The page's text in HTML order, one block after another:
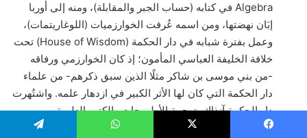
Algebra في كتابه (حساب الجبر والمقابلة)، ومنه إلى أوربا
إبَان نهضتها، ومن اسمه عُرفت الخوارزميات (اللوغاريتمات)،
وعمل بفترة شبابه في دار الحكمة (House of Wisdom) تحت
خلافة الخليفة العباسي المأمون؛ إذ كان الخوارزمي ورفاقه
-من بني موسى بن شاكر مثلًا الذين سبق ذكرهم- من علماء
دار الحكمة التي كان لها الأثر الكبير في ازدهار علمه. واشتُهرت
دار الحكمة آنذاك بترجمة الأطروحات والكتب العلمية
والفلسفية، وبالأخص الكتب اليونانية الأصل ونشرها، وقد درس